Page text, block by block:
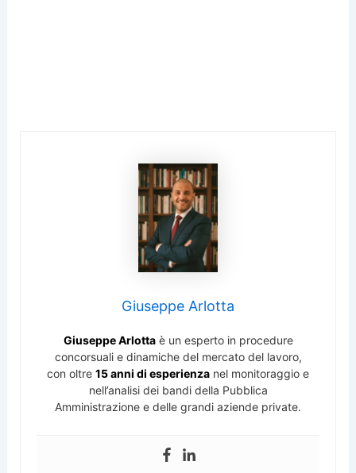
Giuseppe Arlotta
Giuseppe Arlottaè un esperto in procedure
concorsuali e dinamiche del mercato del lavoro,
con oltre 15 anni di esperienza nel monitoraggio e
nell’analisi dei bandi della Pubblica
Amministrazione e delle grandi aziende private.